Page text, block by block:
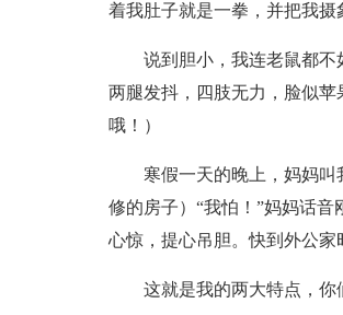
着我肚子就是一拳，并把我摄
说到胆小，我连老鼠都
两腿发抖，四肢无力，脸似
哦！）
寒假一天的晚上，妈妈
修的房子）“我怕！”妈妈话
心惊，提心吊胆。快到外公
这就是我的两大特点，你